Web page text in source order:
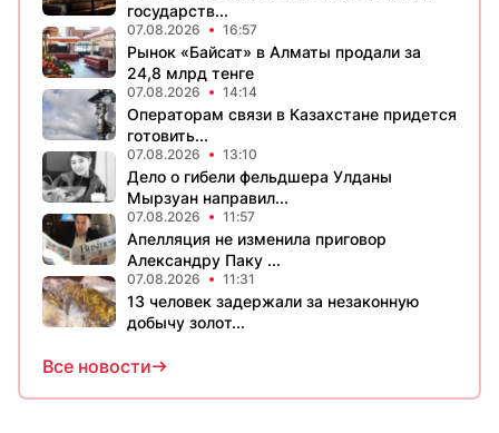
государств...
07.08.2026 16:57
Рынок «Байсат» в Алматы продали за
24,8 млрд тенге
07.08.2026 14:14
Операторам связи в Казахстане придется
готовить...
07.08.2026 13:10
Дело о гибели фельдшера Улданы
Мырзуан направил...
07.08.2026 11:57
Апелляция не изменила приговор
Александру Паку ...
07.08.2026 11:31
13 человек задержали за незаконную
добычу золот...
Все новости